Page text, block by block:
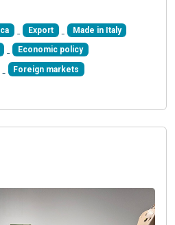
Export Made in Italy
Economic policy
Foreign markets